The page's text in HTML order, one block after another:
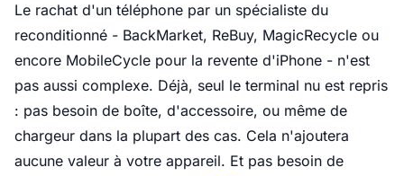
Le rachat d'un téléphone par un spécialiste du
reconditionné - BackMarket, ReBuy, MagicRecycle ou
encore MobileCycle pour la revente d'iPhone - n'est
pas aussi complexe. Déjà, seul le terminal nu est repris
: pas besoin de boîte, d'accessoire, ou même de
chargeur dans la plupart des cas. Cela n'ajoutera
aucune valeur à votre appareil. Et pas besoin de